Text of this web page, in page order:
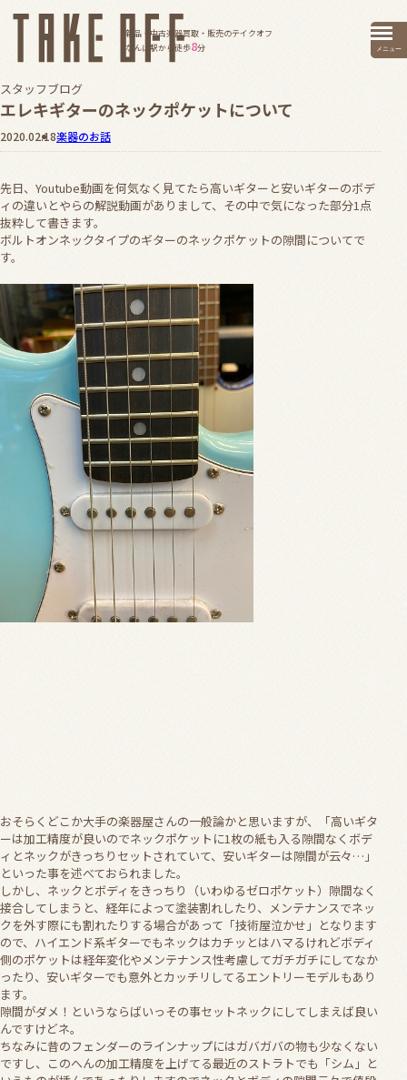
新品・中古楽器買取・販売のテイクオフ
なんば駅から徒歩8分 メニュー
スタッフブログ
エレキギターのネックポケットについて
2020.02.18楽器のお話
先日、Youtube動画を何気なく見てたら高いギターと安いギターのボデ
ィの違いとやらの解説動画がありまして、その中で気になった部分1点
抜粋して書きます。
ボルトオンネックタイプのギターのネックポケットの隙間についてで
す。
おそらくどこか大手の楽器屋さんの一般論かと思いますが、「高いギタ
ーは加工精度が良いのでネックポケットに1枚の紙も入る隙間なくボデ
ィとネックがきっちりセットされていて、安いギターは隙間が云々…」
といった事を述べておられました。
しかし、ネックとボディをきっちり（いわゆるゼロポケット）隙間なく
接合してしまうと、経年によって塗装割れしたり、メンテナンスでネッ
クを外す際にも割れたりする場合があって「技術屋泣かせ」となります
ので、ハイエンド系ギターでもネックはカチッとはハマるけれどボディ
側のポケットは経年変化やメンテナンス性考慮してガチガチにしてなか
ったり、安いギターでも意外とカッチリしてるエントリーモデルもあり
ます。
隙間がダメ！というならばいっその事セットネックにしてしまえば良い
んですけどネ。
ちなみに昔のフェンダーのラインナップにはガバガバの物も少なくない
ですし、このへんの加工精度を上げてる最近のストラトでも「シム」と